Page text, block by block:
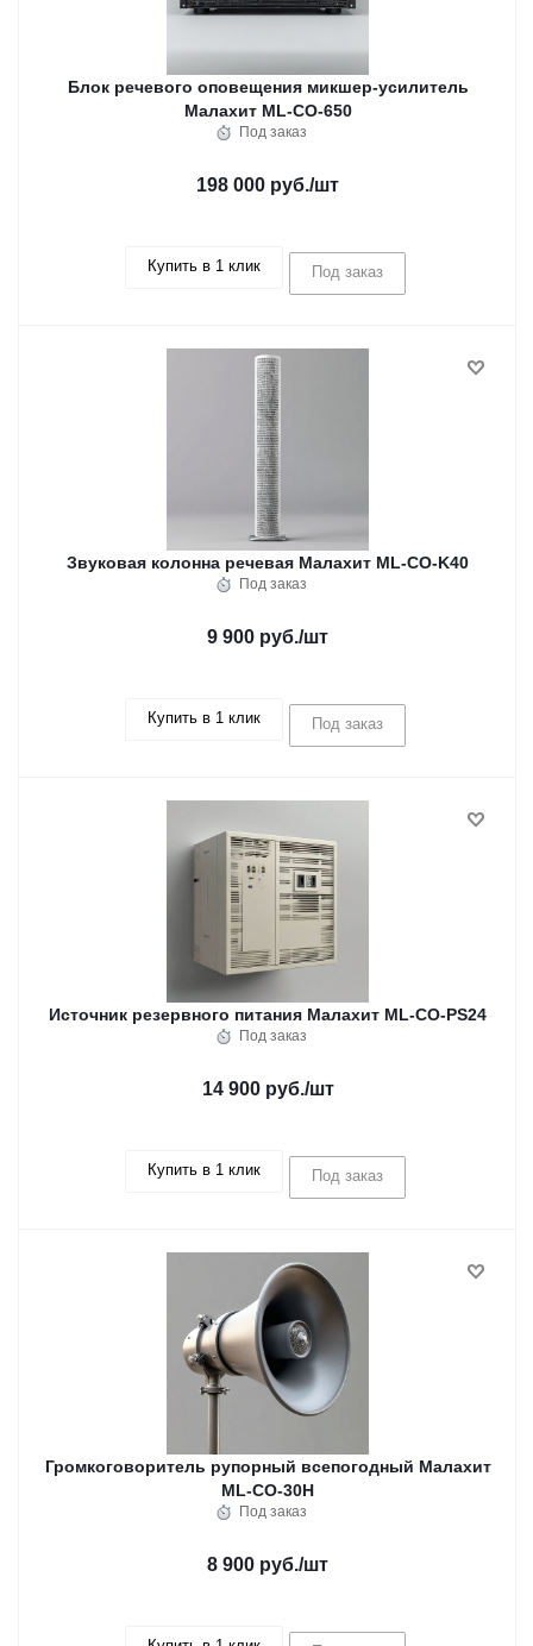
Блок речевого оповещения микшер-усилитель
Малахит ML-CO-650
Под заказ
198 000 руб./шт
Купить в 1 клик Под заказ
Звуковая колонна речевая Малахит ML-CO-K40
Под заказ
9 900 руб./шт
Купить в 1 клик Под заказ
Источник резервного питания Малахит ML-CO-PS24
Под заказ
14 900 руб./шт
Купить в 1 клик Под заказ
Громкоговоритель рупорный всепогодный Малахит
ML-CO-30H
Под заказ
8 900 руб./шт